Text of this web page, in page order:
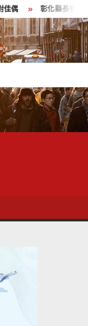
彰化縣長參選人魏平政率